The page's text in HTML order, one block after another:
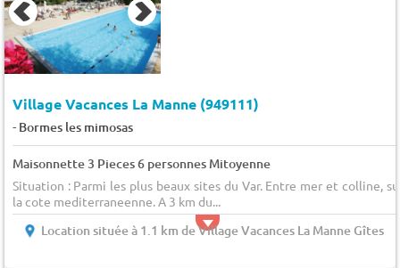
Village Vacances La Manne (949111)
- Bormes les mimosas
Maisonnette 3 Pieces 6 personnes Mitoyenne
Situation : Parmi les plus beaux sites du Var. Entre mer et colline,
la cote mediterraneenne. A 3 km du...
Location située à 1.1 km de Village Vacances La Manne Gîtes